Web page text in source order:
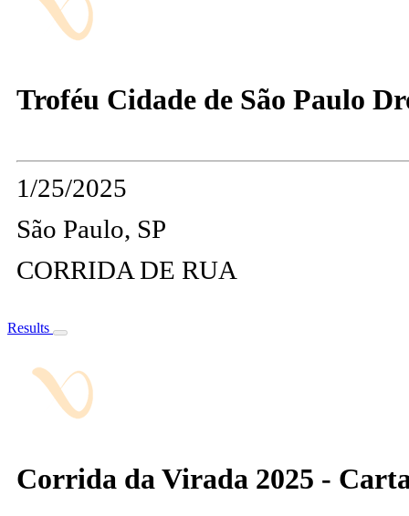
Troféu Cidade de São Paulo
1/25/2025
São Paulo, SP
CORRIDA DE RUA
Results
Corrida da Virada 2025 -